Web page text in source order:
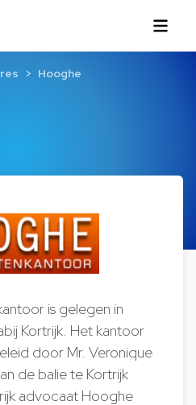
Hooghe
is gelegen in
Kortrijk. Het kantoor
door Mr. Veronique
de balie te Kortrijk
advocaat Hooghe